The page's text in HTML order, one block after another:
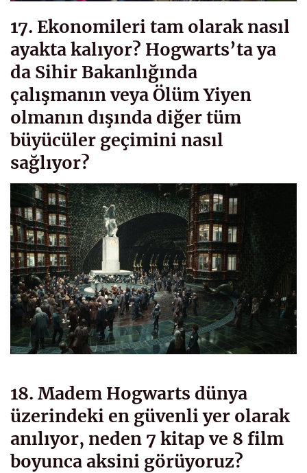
17. Ekonomileri tam olarak nasıl
ayakta kalıyor? Hogwarts’ta ya
da Sihir Bakanlığında
çalışmanın veya Ölüm Yiyen
olmanın dışında diğer tüm
büyücüler geçimini nasıl
sağlıyor?
18. Madem Hogwarts dünya
üzerindeki en güvenli yer olarak
anılıyor, neden 7 kitap ve 8 film
boyunca aksini görüyoruz?